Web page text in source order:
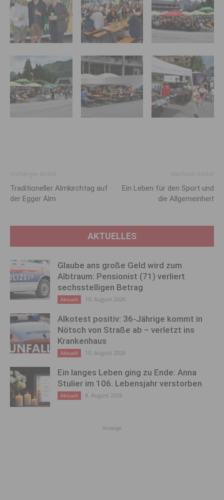
Traditioneller Almkirchtag auf
der Egger Alm
Ein Leben für den Sport und
die Allgemeinheit
AKTUELLES
Glaube ans große Geld wird zum
Albtraum: Pensionist (71) verliert
sechsstelligen Betrag
Aktuell 10. August 2026
Alkotest positiv: 36-Jährige kommt in
Nötsch von Straße ab – verletzt ins
Krankenhaus
Aktuell 10. August 2026
Ein langes Leben ging zu Ende: Anna
Stulier im 106. Lebensjahr verstorben
Aktuell 8. August 2026
Anzeige